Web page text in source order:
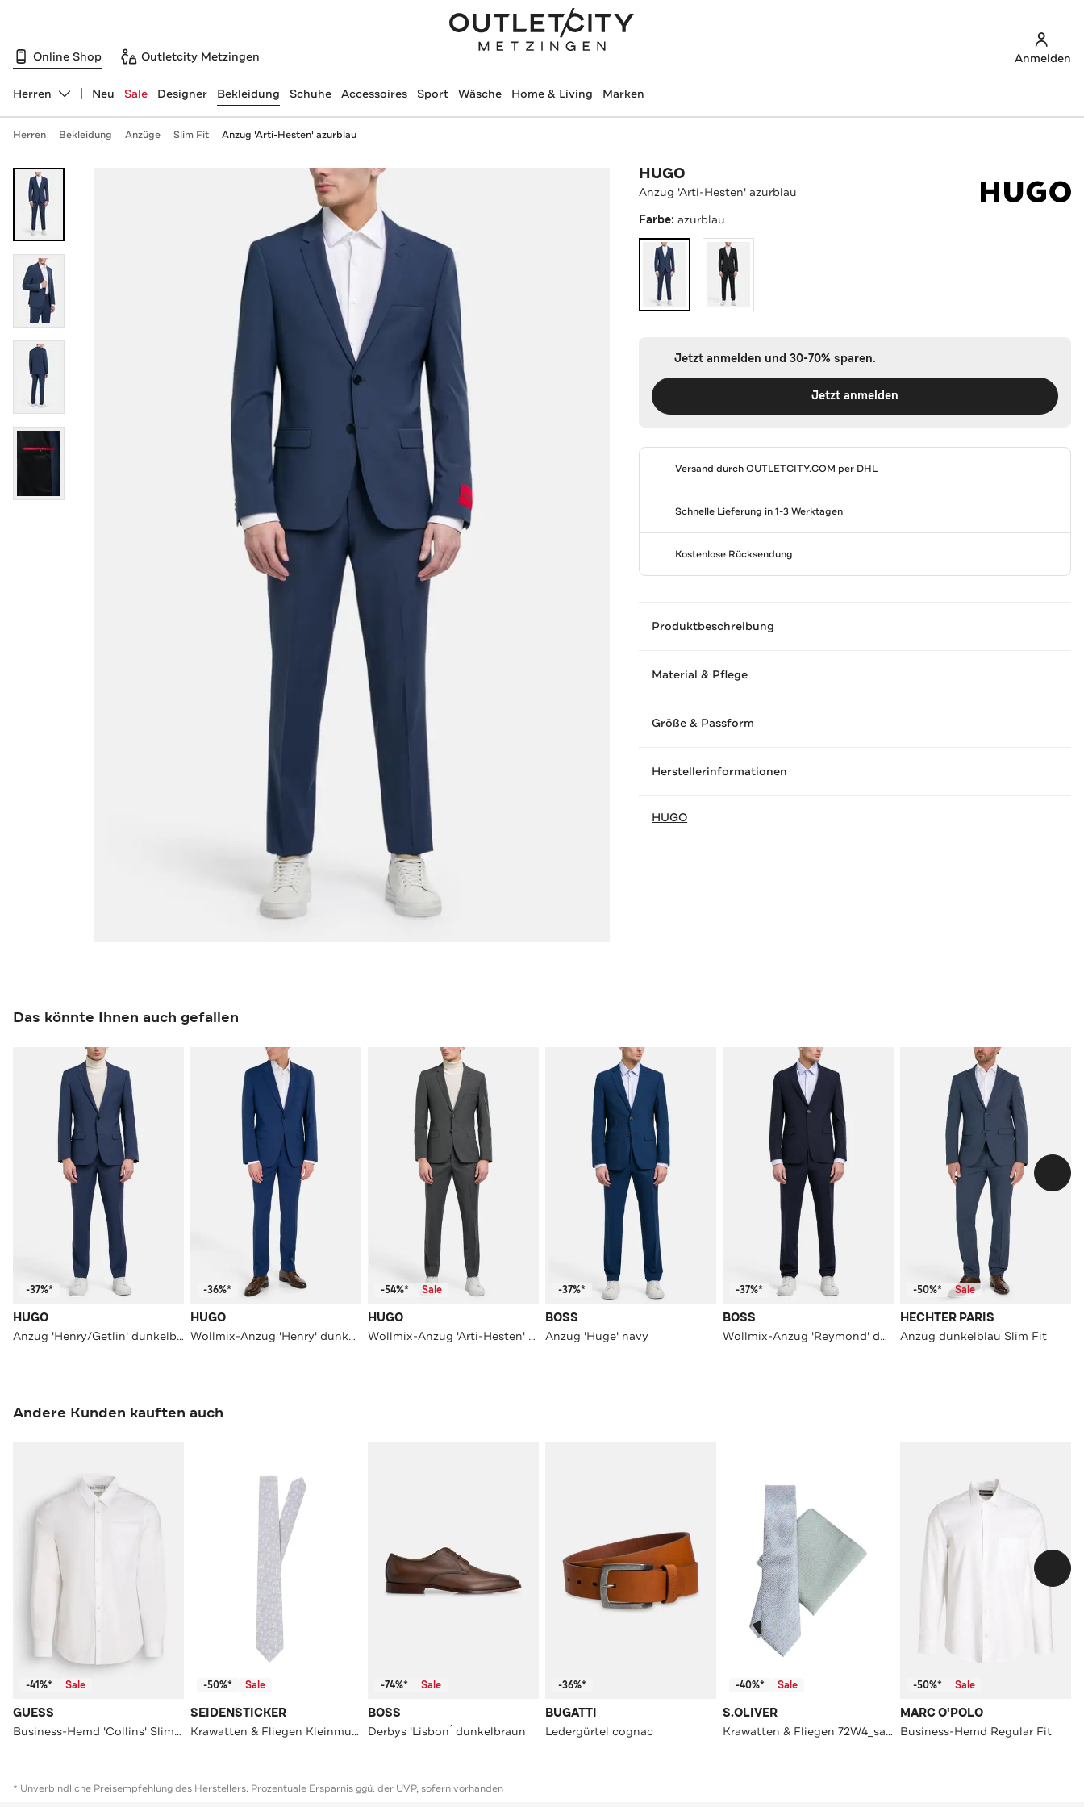
Online Shop Outletcity Metzingen Anmelden
Abteilung ändern, ausgewählt:
Herren Neu Sale Designer Bekleidung Schuhe Accessoires Sport Wäsche Home & Living Marken
Herren Bekleidung Anzüge Slim Fit Anzug 'Arti-Hesten' azurblau
HUGO
Anzug 'Arti-Hesten' azurblau
Farbe:azurblau
Jetzt anmelden und 30-70% sparen.
Jetzt anmelden
Versand durchOUTLETCITY.COM per DHL
Schnelle Lieferung in 1-3 Werktagen
Kostenlose Rücksendung
Produktbeschreibung
Material & Pflege
Größe & Passform
Herstellerinformationen
HUGO
Das könnte Ihnen auch gefallen
-37%*
HUGO
Anzug 'Henry/Getlin' dunkelblau
-36%*
HUGO
Wollmix-Anzug 'Henry' dunkelblau
-54%* Sale
HUGO
Wollmix-Anzug 'Arti-Hesten' grau
-37%*
BOSS
Anzug 'Huge' navy
-37%*
BOSS
Wollmix-Anzug 'Reymond' dunkelblau
-50%* Sale
HECHTER PARIS
Anzug dunkelblau Slim Fit
Andere Kunden kauften auch
-41%* Sale
GUESS
Business-Hemd 'Collins' Slim Fit
-50%* Sale
SEIDENSTICKER
Krawatten & Fliegen Kleinmuster Grau
-74%* Sale
BOSS
Derbys 'Lisbon´ dunkelbraun
-36%*
BUGATTI
Ledergürtel cognac
-40%* Sale
S.OLIVER
Krawatten & Fliegen 72W4_salbeigrün
-50%* Sale
MARC O'POLO
Business-Hemd Regular Fit
* Unverbindliche Preisempfehlung des Herstellers. Prozentuale Ersparnis ggü. der UVP, sofern vorhanden